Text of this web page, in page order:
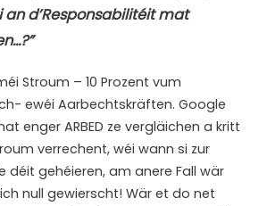
an d’Responsabilitéit mat
Stroum – 10 Prozent vum
ewéi Aarbechtskräften. Google
enger ARBED ze vergläichen a kritt
verrechent, wéi wann si zur
déit gehéieren, am anere Fall wär
null gewierscht! Wär et do net